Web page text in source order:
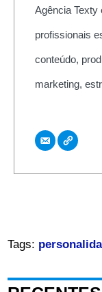
Agência Texty
profissionais
conteúdo,
marketing,
Tags: